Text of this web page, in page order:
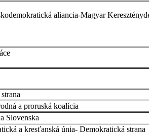
aliancia-Magyar
strana
národná
národná a
strana
a kresťanská únia-